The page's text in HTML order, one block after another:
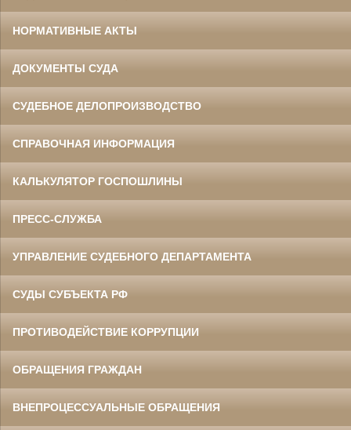
НОРМАТИВНЫЕ АКТЫ
ДОКУМЕНТЫ СУДА
СУДЕБНОЕ ДЕЛОПРОИЗВОДСТВО
СПРАВОЧНАЯ ИНФОРМАЦИЯ
КАЛЬКУЛЯТОР ГОСПОШЛИНЫ
ПРЕСС-СЛУЖБА
УПРАВЛЕНИЕ СУДЕБНОГО ДЕПАРТАМЕНТА
СУДЫ СУБЪЕКТА РФ
ПРОТИВОДЕЙСТВИЕ КОРРУПЦИИ
ОБРАЩЕНИЯ ГРАЖДАН
ВНЕПРОЦЕССУАЛЬНЫЕ ОБРАЩЕНИЯ